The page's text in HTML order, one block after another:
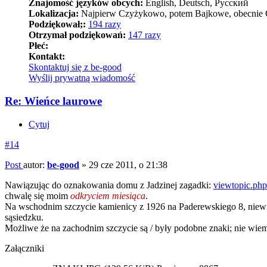
Znajomość języków obcych: English, Deutsch, Pусский
Lokalizacja: Najpierw Czyżykowo, potem Bajkowe, obecnie
Podziękował;: 194 razy
Otrzymał podziękowań: 147 razy
Płeć:
Kontakt:
Skontaktuj się z be-good
Wyślij prywatną wiadomość
Re: Wieńce laurowe
Cytuj
#14
Post autor: be-good » 29 cze 2011, o 21:38
Nawiązując do oznakowania domu z Jadzinej zagadki:
chwalę się moim odkryciem miesiąca.
Na wschodnim szczycie kamienicy z 1926 na Paderewskiego 8,
sąsiedzku.
Możliwe że na zachodnim szczycie są / były podobne znaki; nie
Załączniki